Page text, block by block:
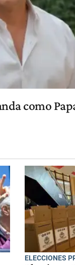
como
ELECCIONES